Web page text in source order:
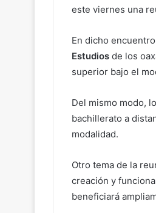
este viernes una
En dicho
Estudios de los
superior bajo el
Del mismo modo,
bachillerato a
modalidad.
Otro tema de la
creación y
beneficiará